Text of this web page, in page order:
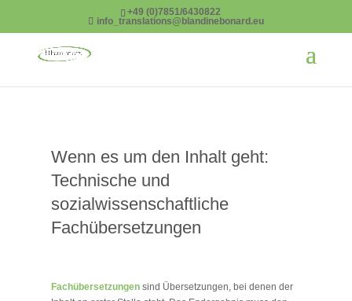
google-site-verification=pIvng0masi30VA-OYqyOwqSe-35yrINxRyG5auzrESE
+49 (0)7851/6430822
info_translations@blandinebonard.eu
Wenn es um den Inhalt geht:
Technische und
sozialwissenschaftliche
Fachübersetzungen
Fachübersetzungensind Übersetzungen, bei denen der